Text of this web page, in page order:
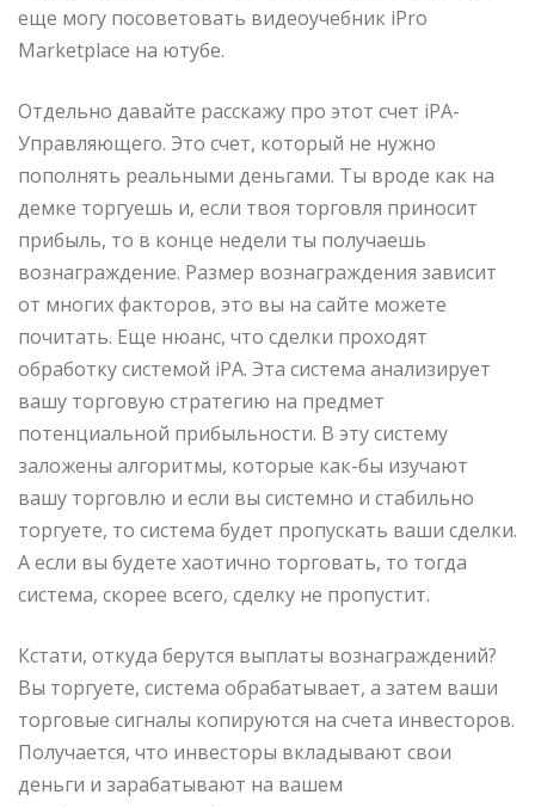
еще могу посоветовать видеоучебник iPro
Marketplace на ютубе.
Отдельно давайте расскажу про этот счет iPA-
Управляющего. Это счет, который не нужно
пополнять реальными деньгами. Ты вроде как на
демке торгуешь и, если твоя торговля приносит
прибыль, то в конце недели ты получаешь
вознаграждение. Размер вознаграждения зависит
от многих факторов, это вы на сайте можете
почитать. Еще нюанс, что сделки проходят
обработку системой iPA. Эта система анализирует
вашу торговую стратегию на предмет
потенциальной прибыльности. В эту систему
заложены алгоритмы, которые как-бы изучают
вашу торговлю и если вы системно и стабильно
торгуете, то система будет пропускать ваши сделки.
А если вы будете хаотично торговать, то тогда
система, скорее всего, сделку не пропустит.
Кстати, откуда берутся выплаты вознаграждений?
Вы торгуете, система обрабатывает, а затем ваши
торговые сигналы копируются на счета инвесторов.
Получается, что инвесторы вкладывают свои
деньги и зарабатывают на вашем